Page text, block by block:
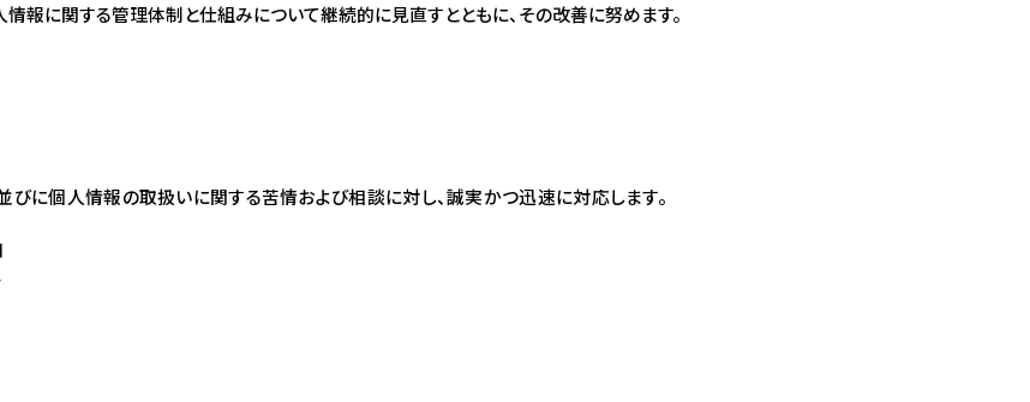
報に関する管理体制と仕組みについて継続的に見直すとともに、その改善に努めます。
に個人情報の取扱いに関する苦情および相談に対し、誠実かつ迅速に対応します。